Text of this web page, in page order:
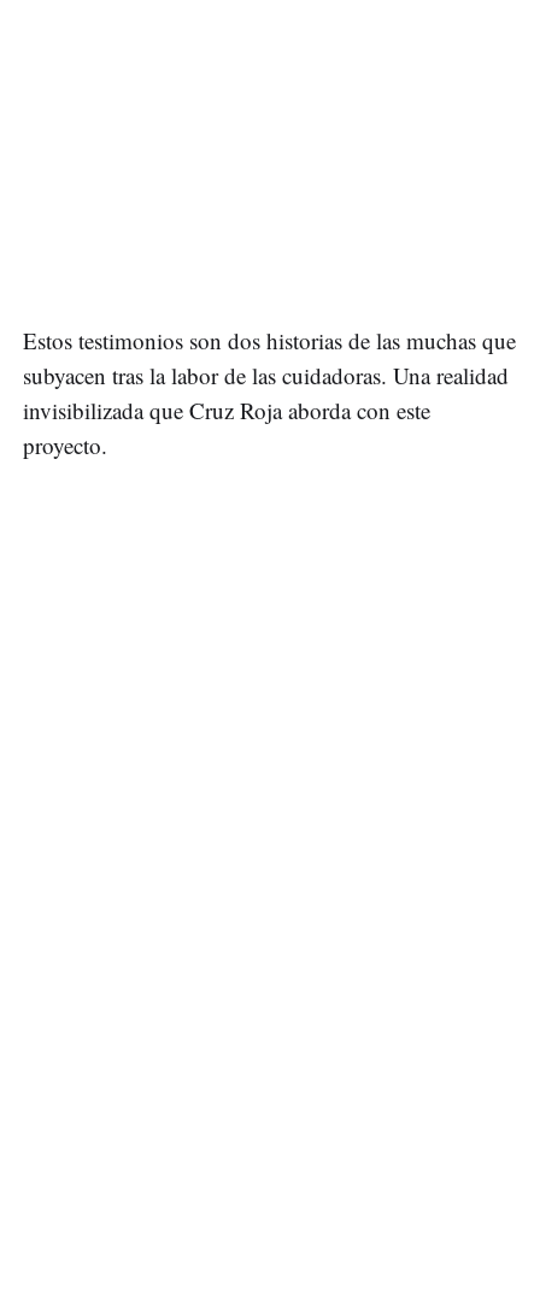
Estos testimonios son dos historias de las muchas que
subyacen tras la labor de las cuidadoras. Una realidad
invisibilizada que Cruz Roja aborda con este
proyecto.